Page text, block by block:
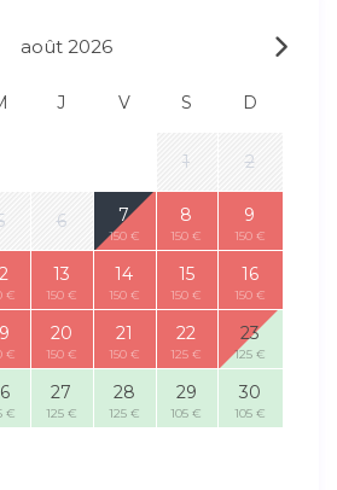
août 2026
J V S D
1 2
6 7
150 €
8
150 €
9
150 €
€
13
150 €
14
150 €
15
150 €
16
150 €
€
20
150 €
21
150 €
22
125 €
23
125 €
€
27
125 €
28
125 €
29
105 €
30
105 €